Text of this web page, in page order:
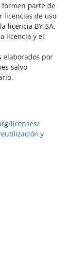
formen parte de
licencias de uso
licencia BY-SA,
licencia y el
elaborados por
salvo
licenses/
y